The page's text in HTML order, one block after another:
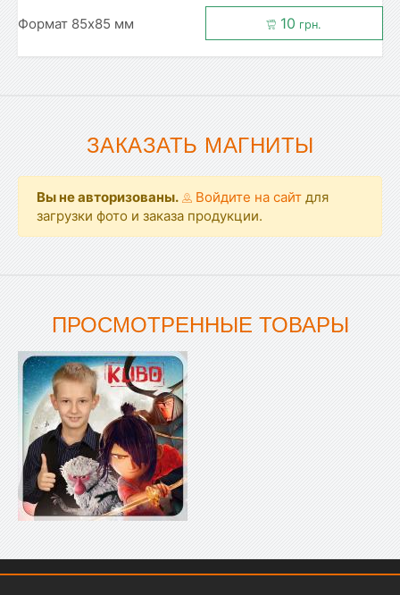
Формат 85x85 мм 10 грн.
ЗАКАЗАТЬ МАГНИТЫ
Вы не авторизованы. Войдите на сайт для
загрузки фото и заказа продукции.
ПРОСМОТРЕННЫЕ ТОВАРЫ